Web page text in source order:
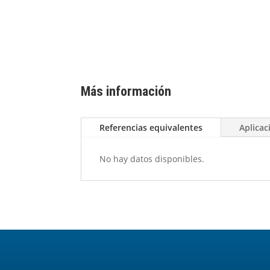
Más información
Referencias equivalentes
No hay datos disponibles.